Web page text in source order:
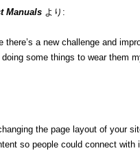
Manuals より:
a new challenge and
some things to wear them
the page layout of your
so people could connect